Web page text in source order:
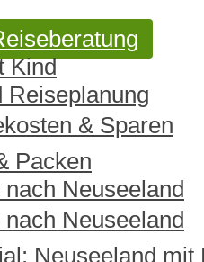
Kind
Reiseplanung
& Sparen
Packen
Neuseeland
Neuseeland
Neuseeland mit